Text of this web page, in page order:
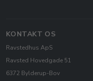
KONTAKT OS
Ravstedhus ApS
Ravsted Hovedgade 51
6372 Bylderup-Bov